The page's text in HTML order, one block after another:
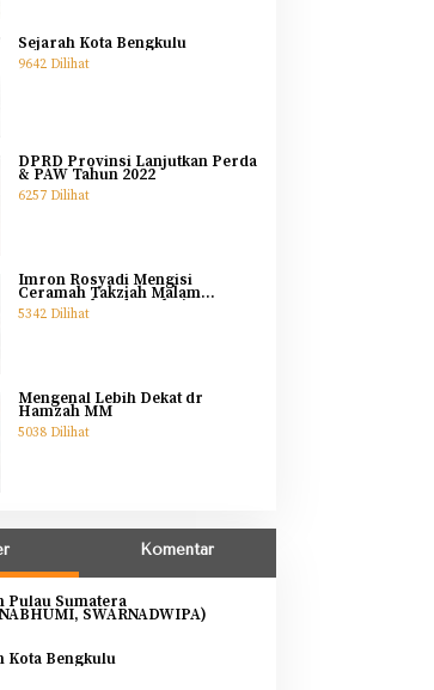
Sejarah Kota Bengkulu
9642 Dilihat
DPRD Provinsi Lanjutkan Perda
& PAW Tahun 2022
6257 Dilihat
Imron Rosyadi Mengisi
Ceramah Takziah Malam
Pertama Ibunda Helmi
5342 Dilihat
Mengenal Lebih Dekat dr
Hamzah MM
5038 Dilihat
Komentar
Pulau Sumatera
SWARNADWIPA)
Kota Bengkulu